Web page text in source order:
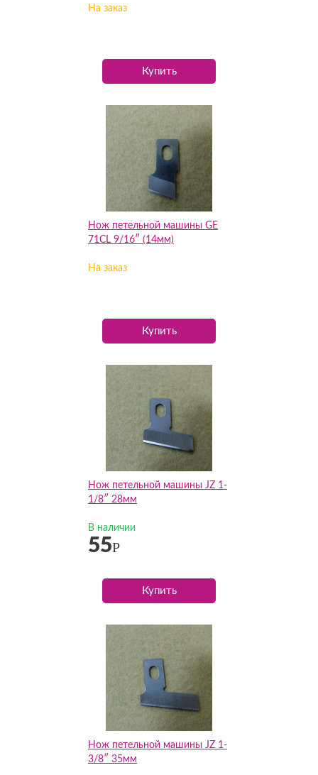
На заказ
Купить
Нож петельной машины GE
71CL 9/16″ (14мм)
На заказ
Купить
Нож петельной машины JZ 1-
1/8″ 28мм
В наличии
55Р
Купить
Нож петельной машины JZ 1-
3/8″ 35мм